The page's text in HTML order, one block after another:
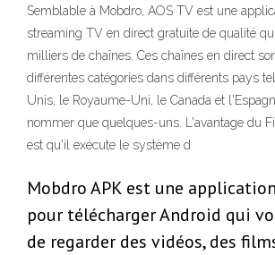
Semblable à Mobdro, AOS TV est une
streaming TV en direct gratuite de qualité
milliers de chaînes. Ces chaînes en direct
différentes catégories dans différents pays
Unis, le Royaume-Uni, le Canada et
nommer que quelques-uns. L'avantage du
est qu'il exécute le système d
Mobdro APK est une
pour télécharger Android qui
de regarder des vidéos, des